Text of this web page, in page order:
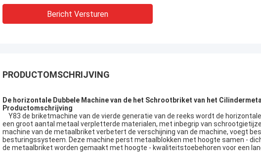
Bericht Versturen
PRODUCTOMSCHRIJVING
De horizontale Dubbele Machine van de het Schrootbriket van het
Productomschrijving
Y83 de briketmachine van de vierde generatie van de reeks wordt de
een groot aantal metaal verpletterde materialen, met inbegrip van
machine van de metaalbriket verbetert de verschijning van de machine, voegt
besturingssysteem. Deze machine perst metaalblokken met hoogte samen -
de metaalbriket worden gemaakt met hoogte - kwaliteitstoebehoren voor een